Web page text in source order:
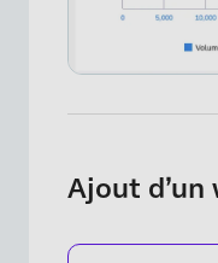
Ajout d’un